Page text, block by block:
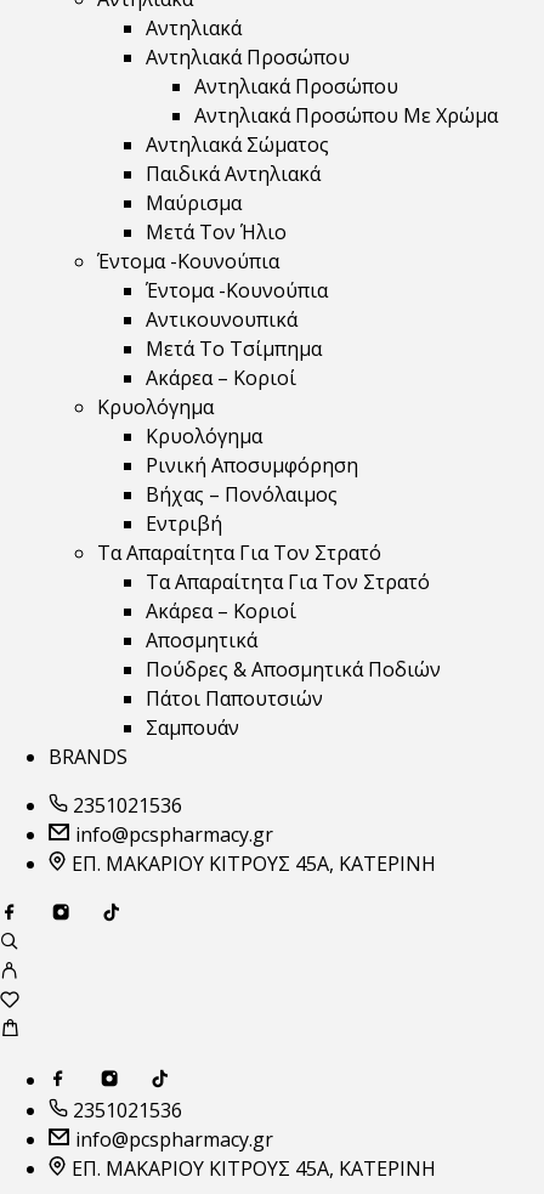
Αντηλιακά
Αντηλιακά Προσώπου
Αντηλιακά Προσώπου
Αντηλιακά Προσώπου Με Χρώμα
Αντηλιακά Σώματος
Παιδικά Αντηλιακά
Μαύρισμα
Mετά Τον Ήλιο
Έντομα -Κουνούπια
Έντομα -Κουνούπια
Αντικουνουπικά
Μετά Το Τσίμπημα
Ακάρεα – Κοριοί
Κρυολόγημα
Κρυολόγημα
Ρινική Αποσυμφόρηση
Βήχας – Πονόλαιμος
Εντριβή
Τα Απαραίτητα Για Τον Στρατό
Τα Απαραίτητα Για Τον Στρατό
Ακάρεα – Κοριοί
Αποσμητικά
Πούδρες & Αποσμητικά Ποδιών
Πάτοι Παπουτσιών
Σαμπουάν
BRANDS
2351021536
info@pcspharmacy.gr
ΕΠ. ΜΑΚΑΡΙΟΥ ΚΙΤΡΟΥΣ 45Α, ΚΑΤΕΡΙΝΗ
2351021536
info@pcspharmacy.gr
ΕΠ. ΜΑΚΑΡΙΟΥ ΚΙΤΡΟΥΣ 45Α, ΚΑΤΕΡΙΝΗ